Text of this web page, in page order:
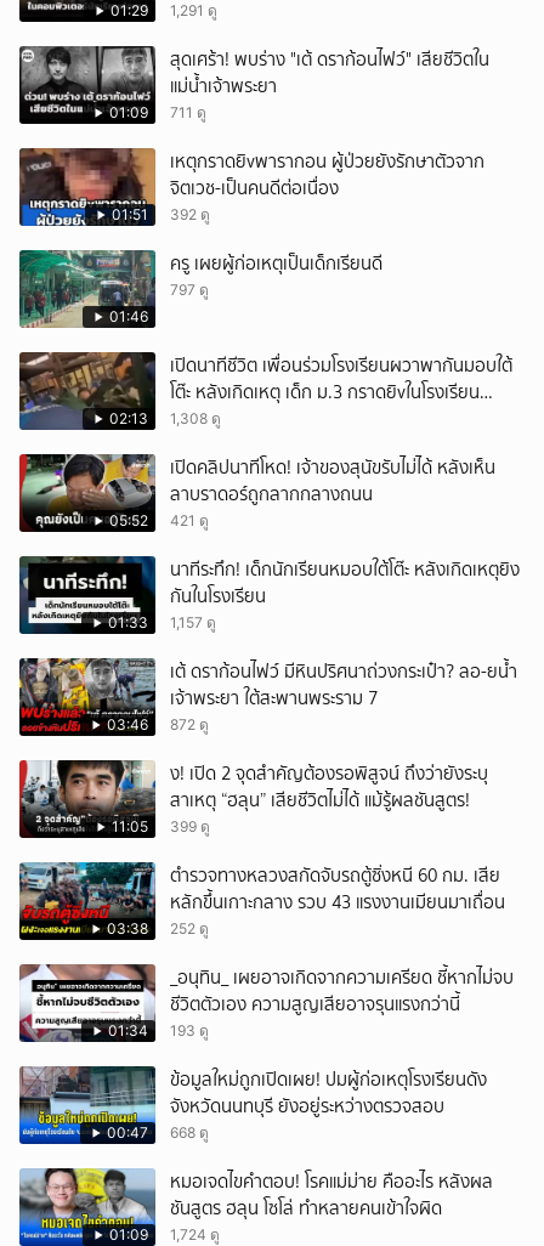
01:29 1,291 ดู
01:09
สุดเศร้า! พบร่าง "เต้ ดราก้อนไฟว์" เสียชีวิตใน
แม่น้ำเจ้าพระยา
711 ดู
01:51
เหตุกราดยิvพารากอน ผู้ป่วยยังรักษาตัวจาก
จิตเวช-เป็นคนดีต่อเนื่อง
392 ดู
01:46
ครู เผยผู้ก่อเหตุเป็นเด็กเรียนดี
797 ดู
02:13
เปิดนาทีชีวิต เพื่อนร่วมโรงเรียนผวาพากันมอบใต้
โต๊ะ หลังเกิดเหตุ เด็ก ม.3 กราดยิvในโรงเรียน
เทพศิรินทร์นนท์ แบบไม่เลือกหน้า เสียงปืนดังสนั่น
1,308 ดู
05:52
เปิดคลิปนาทีโหด! เจ้าของสุนัขรับไม่ได้ หลังเห็น
ลาบราดอร์ถูกลากกลางถนน
421 ดู
01:33
นาทีระทึก! เด็กนักเรียนหมอบใต้โต๊ะ หลังเกิดเหตุยิง
กันในโรงเรียน
1,157 ดู
03:46
เต้ ดราก้อนไฟว์ มีหินปริศนาถ่วงกระเป๋า? ลอ-ยน้ำ
เจ้าพระยา ใต้สะพานพระราม 7
872 ดู
11:05
ึ้ง! เปิด 2 จุดสำคัญต้องรอพิสูจน์ ถึงว่ายังระบุ
สาเหตุ “ฮลุน” เสียชีวิตไม่ได้ แม้รู้ผลชันสูตร!
399 ดู
03:38
ตำรวจทางหลวงสกัดจับรถตู้ซิ่งหนี 60 กม. เสีย
หลักขึ้นเกาะกลาง รวบ 43 แรงงานเมียนมาเถื่อน
252 ดู
01:34
_อนุทิน_ เผยอาจเกิดจากความเครียด ชี้หากไม่จบ
ชีวิตตัวเอง ความสูญเสียอาจรุนแรงกว่านี้
193 ดู
00:47
ข้อมูลใหม่ถูกเปิดเผย! ปมผู้ก่อเหตุโรงเรียนดัง
จังหวัดนนทบุรี ยังอยู่ระหว่างตรวจสอบ
668 ดู
01:09
หมอเจดไขคำตอบ! โรคแม่ม่าย คืออะไร หลังผล
ชันสูตร ฮลุน โซโล่ ทำหลายคนเข้าใจผิด
1,724 ดู